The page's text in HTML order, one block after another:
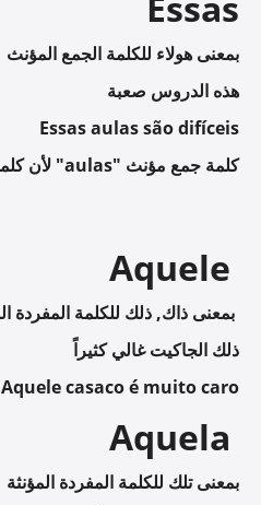
بمعنى هولاء للكلمة الجمع المؤنث
هذه الدروس صعبة
Essas aulas são difíceis
تم استخدام "essas" لأن كلمة "aulas" كلمة جمع مؤنث
Aquele
ذلك الجاكيت غالي كثيراً
Aquele casaco é muito caro
Aquela
بمعنى تلك للكلمة المفردة المؤنثة